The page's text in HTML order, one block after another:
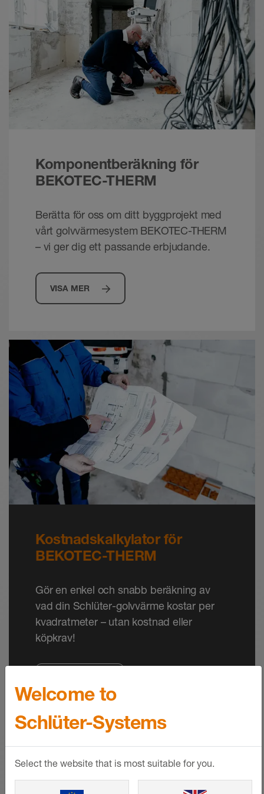
Broschyr - © Schlueter-Systems
PDF – 2,43 MB
Schlüter-BEKOTEC-THERM - Det keramiske
klimagulv | Teknisk manual
Teknisk handbok - © Schlüter-Systems
PDF – 14,87 MB
Komponentberäkning för
BEKOTEC-THERM
Berätta för oss om ditt byggprojekt med
vårt golvvärmesystem BEKOTEC-THERM
– vi ger dig ett passande erbjudande.
VISA MER
Kostnadskalkylator för
BEKOTEC-THERM
Gör en enkel och snabb beräkning av
vad din Schlüter-golvvärme kostar per
kvadratmeter – utan kostnad eller
köpkrav!
Welcome to
Schlüter-Systems
Select the website that is most suitable for you.